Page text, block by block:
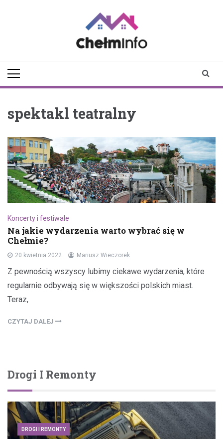
spektakl teatralny
Koncerty i festiwale
Na jakie wydarzenia warto wybrać się w
Chełmie?
20 kwietnia 2022 Mariusz Wieczorek
Z pewnością wszyscy lubimy ciekawe wydarzenia, które
regularnie odbywają się w większości polskich miast.
Teraz,
CZYTAJ DALEJ
Drogi I Remonty
DROGI I REMONTY